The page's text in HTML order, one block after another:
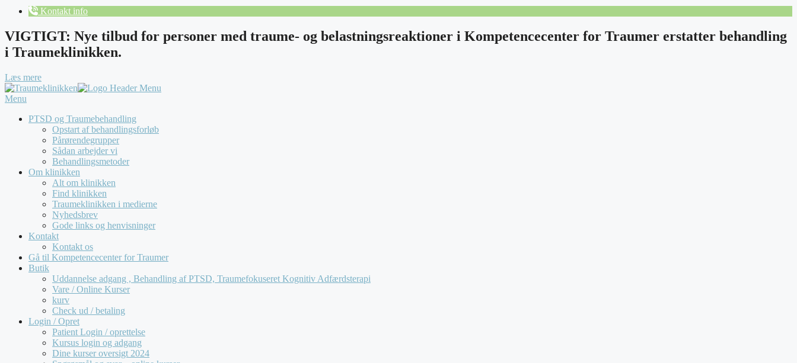
Kontakt info
VIGTIGT: Nye tilbud for personer med traume- og belastningsreaktioner i Kompetencecenter for Traumer erstatter behandling
i Traumeklinikken.
Læs mere
Menu
PTSD og Traumebehandling
Opstart af behandlingsforløb
Pårørendegrupper
Sådan arbejder vi
Behandlingsmetoder
Om klinikken
Alt om klinikken
Find klinikken
Traumeklinikken i medierne
Nyhedsbrev
Gode links og henvisninger
Kontakt
Kontakt os
Gå til Kompetencecenter for Traumer
Butik
Uddannelse adgang , Behandling af PTSD, Traumefokuseret Kognitiv Adfærdsterapi
Vare / Online Kurser
kurv
Check ud / betaling
Login / Opret
Patient Login / oprettelse
Kursus login og adgang
Dine kurser oversigt 2024